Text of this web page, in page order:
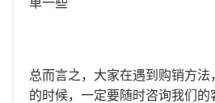
总而言之，大家在遇到购销方
的时候，一定要随时咨询我们